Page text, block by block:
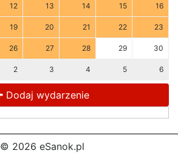
12 13 14 15 16
19 20 21 22 23
26 27 28 29 30
2 3 4 5 6
Dodaj wydarzenie
© 2026 eSanok.pl